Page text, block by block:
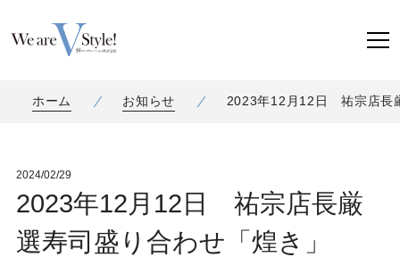
ホーム お知らせ 2023年12月12日 祐宗店長
2024/02/29
2023年12月12日 祐宗店長厳
選寿司盛り合わせ「煌き」